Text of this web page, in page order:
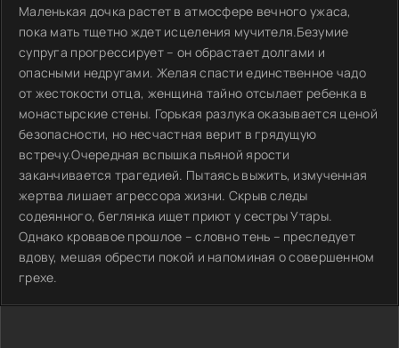
Маленькая дочка растет в атмосфере вечного ужаса,
пока мать тщетно ждет исцеления мучителя.Безумие
супруга прогрессирует – он обрастает долгами и
опасными недругами. Желая спасти единственное чадо
от жестокости отца, женщина тайно отсылает ребенка в
монастырские стены. Горькая разлука оказывается ценой
безопасности, но несчастная верит в грядущую
встречу.Очередная вспышка пьяной ярости
заканчивается трагедией. Пытаясь выжить, измученная
жертва лишает агрессора жизни. Скрыв следы
содеянного, беглянка ищет приют у сестры Утары.
Однако кровавое прошлое – словно тень – преследует
вдову, мешая обрести покой и напоминая о совершенном
грехе.